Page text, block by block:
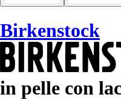
Birkenstock
in pelle con